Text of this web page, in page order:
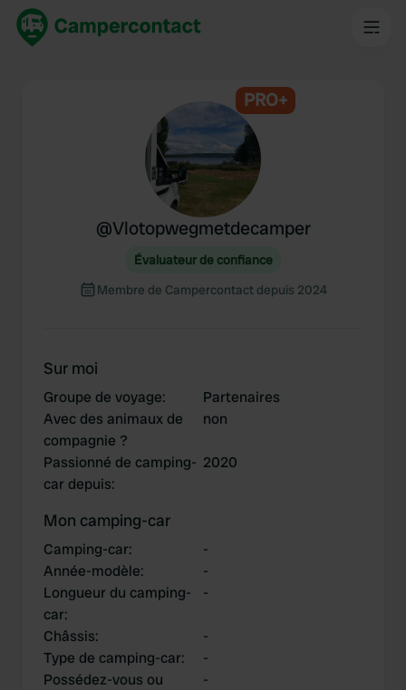
PRO+
@Vlotopwegmetdecamper
Évaluateur de confiance
Membre de Campercontact depuis 2024
Sur moi
Groupe de voyage:
Partenaires
Avec des animaux de
compagnie ?
non
Passionné de camping-
car depuis:
2020
Mon camping-car
Camping-car:
-
Année-modèle:
-
Longueur du camping-
car:
-
Châssis:
-
Type de camping-car:
-
Possédez-vous ou
-